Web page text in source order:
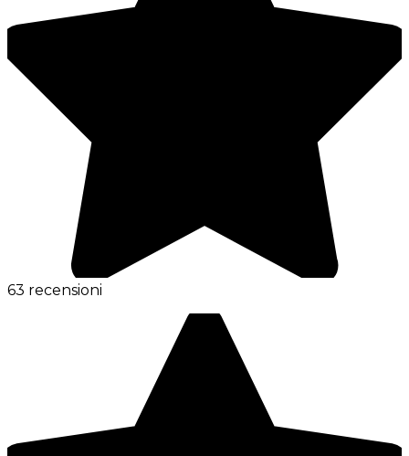
63 recensioni